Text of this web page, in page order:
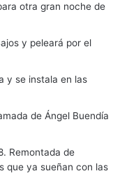
otra gran noche de
y peleará por el
y se instala en las
de Ángel Buendía
Remontada de
que ya sueñan con las